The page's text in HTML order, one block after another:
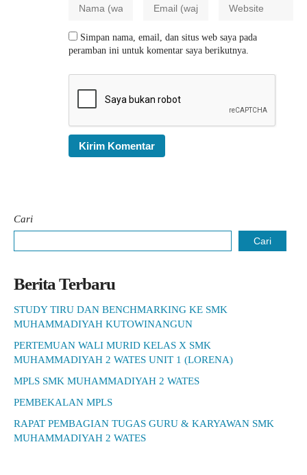
Simpan nama, email, dan situs web saya pada
peramban ini untuk komentar saya berikutnya.
Cari
Cari
Berita Terbaru
STUDY TIRU DAN BENCHMARKING KE SMK
MUHAMMADIYAH KUTOWINANGUN
PERTEMUAN WALI MURID KELAS X SMK
MUHAMMADIYAH 2 WATES UNIT 1 (LORENA)
MPLS SMK MUHAMMADIYAH 2 WATES
PEMBEKALAN MPLS
RAPAT PEMBAGIAN TUGAS GURU & KARYAWAN SMK
MUHAMMADIYAH 2 WATES